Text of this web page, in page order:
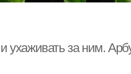
ухаживать за ним.